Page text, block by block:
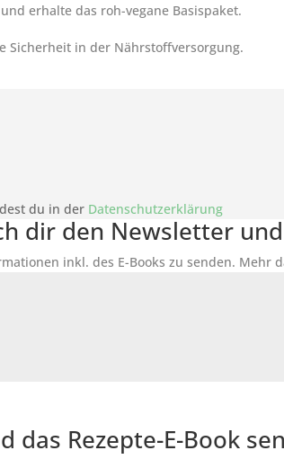
erhalte das roh-vegane Basispaket.
Sicherheit in der Nährstoffversorgung.
du in der Datenschutzerklärung
dir den Newsletter und
inkl. des E-Books zu senden. Mehr
Rezepte-E-Book